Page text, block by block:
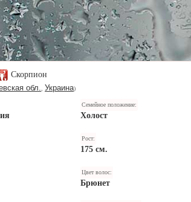
Скорпион
обл. Украина)
Семейное положение:
Холост
Рост:
175 см.
Цвет волос:
Брюнет